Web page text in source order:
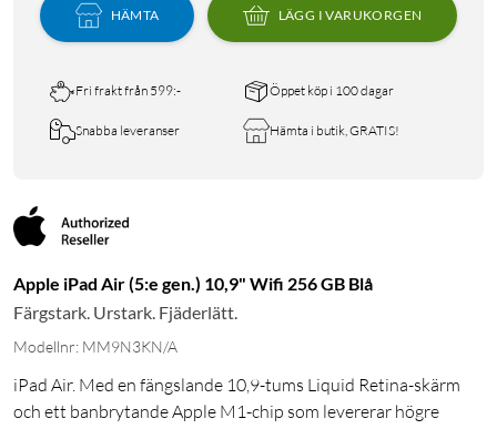
HÄMTA LÄGG I VARUKORGEN
Fri frakt från 599:- Öppet köp i 100 dagar
Snabba leveranser Hämta i butik, GRATIS!
Apple iPad Air (5:e gen.) 10,9" Wifi 256 GB Blå
Färgstark. Urstark. Fjäderlätt.
Modellnr: MM9N3KN/A
iPad Air. Med en fängslande 10,9-tums Liquid Retina-skärm
och ett banbrytande Apple M1-chip som levererar högre